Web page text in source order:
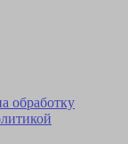
обработку